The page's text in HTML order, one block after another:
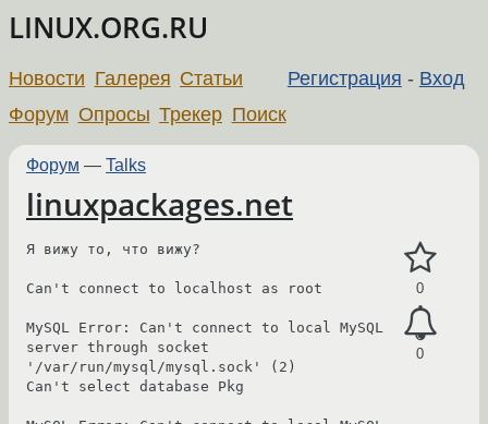
LINUX.ORG.RU
Регистрация - Вход
Новости Галерея Статьи
Форум Опросы Трекер Поиск
Форум — Talks
linuxpackages.net
0
0
Я вижу то, что вижу?
Can't connect to localhost as root
MySQL Error: Can't connect to local MySQL
server through socket
'/var/run/mysql/mysql.sock' (2)
Can't select database Pkg